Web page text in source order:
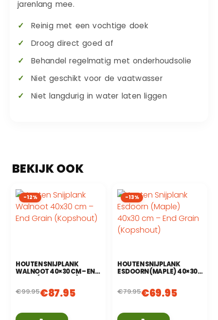
jarenlang mee.
Reinig met een vochtige doek
Droog direct goed af
Behandel regelmatig met onderhoudsolie
Niet geschikt voor de vaatwasser
Niet langdurig in water laten liggen
-12%
HOUTEN SNIJPLANK
WALNOOT 40×30 CM – END
GRAIN (KOPSHOUT)
€99.95€87.95
-13%
HOUTEN SNIJPLANK
ESDOORN (MAPLE) 40×30
€79.95€69.95